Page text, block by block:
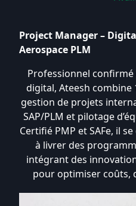
Project Manager –
Aerospace PLM
Professionnel confirmé
digital, Ateesh combine
gestion de projets
SAP/PLM et pilotage
Certifié PMP et SAFe, il
à livrer des
intégrant des
pour optimiser coûts,